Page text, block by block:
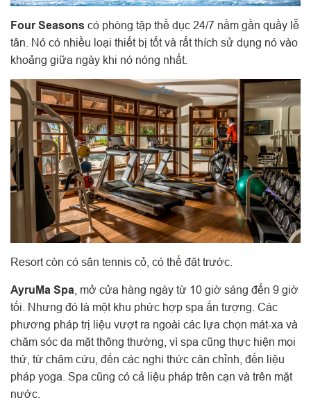
Four Seasons có phòng tập thể dục 24/7 nằm gần quầy lễ
tân. Nó có nhiều loại thiết bị tốt và rất thích sử dụng nó vào
khoảng giữa ngày khi nó nóng nhất.
Resort còn có sân tennis cỏ, có thể đặt trước.
AyruMa Spa , mở cửa hàng ngày từ 10 giờ sáng đến 9 giờ
tối. Nhưng đó là một khu phức hợp spa ấn tượng. Các
phương pháp trị liệu vượt ra ngoài các lựa chọn mát-xa và
chăm sóc da mặt thông thường, vì spa cũng thực hiện mọi
thứ, từ châm cứu, đến các nghi thức căn chỉnh, đến liệu
pháp yoga. Spa cũng có cả liệu pháp trên cạn và trên mặt
nước.